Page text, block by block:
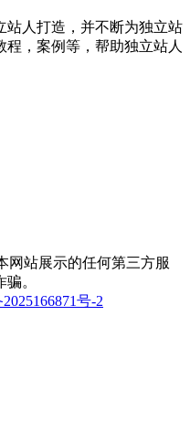
站人打造，并不断为独立站
，案例等，帮助独立站人
网站展示的任何第三方服
。
号-2